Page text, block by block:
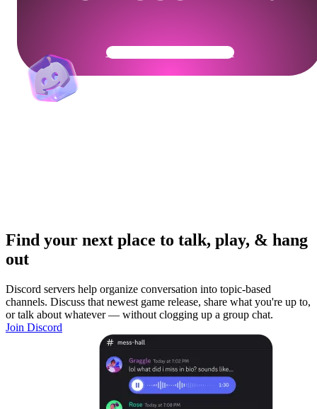
Get Your Community Ready
Find your next place to talk, play, & hang
out
Discord servers help organize conversation into topic-based
channels. Discuss that newest game release, share what you're up to,
or talk about whatever — without clogging up a group chat.
Join Discord